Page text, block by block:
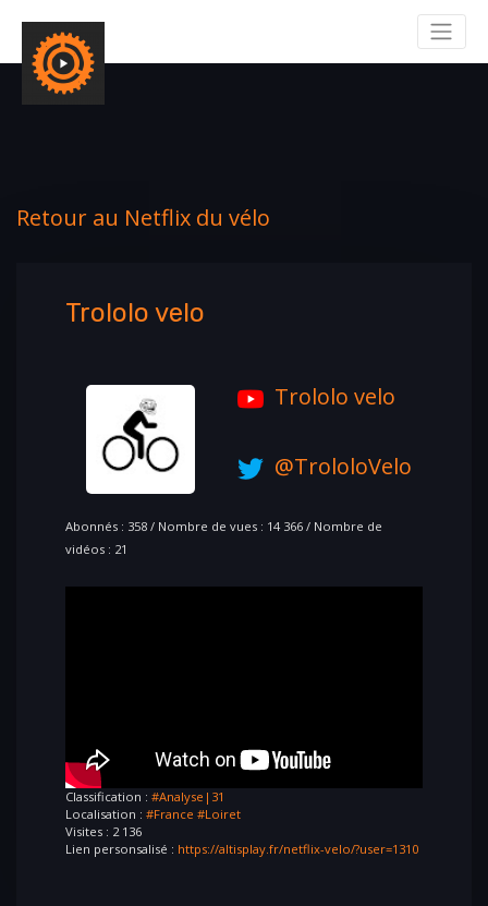
Retour au Netflix du vélo
Trololo velo
Trololo velo
@TrololoVelo
Abonnés : 358 / Nombre de vues : 14 366 / Nombre de
vidéos : 21
Classification : #Analyse|31
Localisation : #France #Loiret
Visites : 2 136
Lien personsalisé : https://altisplay.fr/netflix-velo/?user=1310